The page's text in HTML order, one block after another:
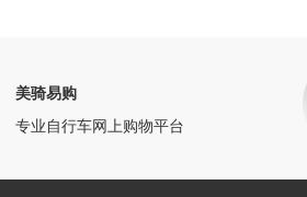
美骑易购
专业自行车网上购物平台